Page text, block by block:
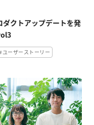
クトアップデートを発
ユーザーストーリー